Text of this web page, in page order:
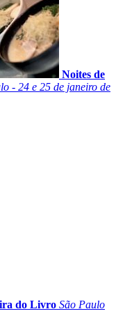
Noites de
- 24 e 25 de janeiro de
do Livro São Paulo